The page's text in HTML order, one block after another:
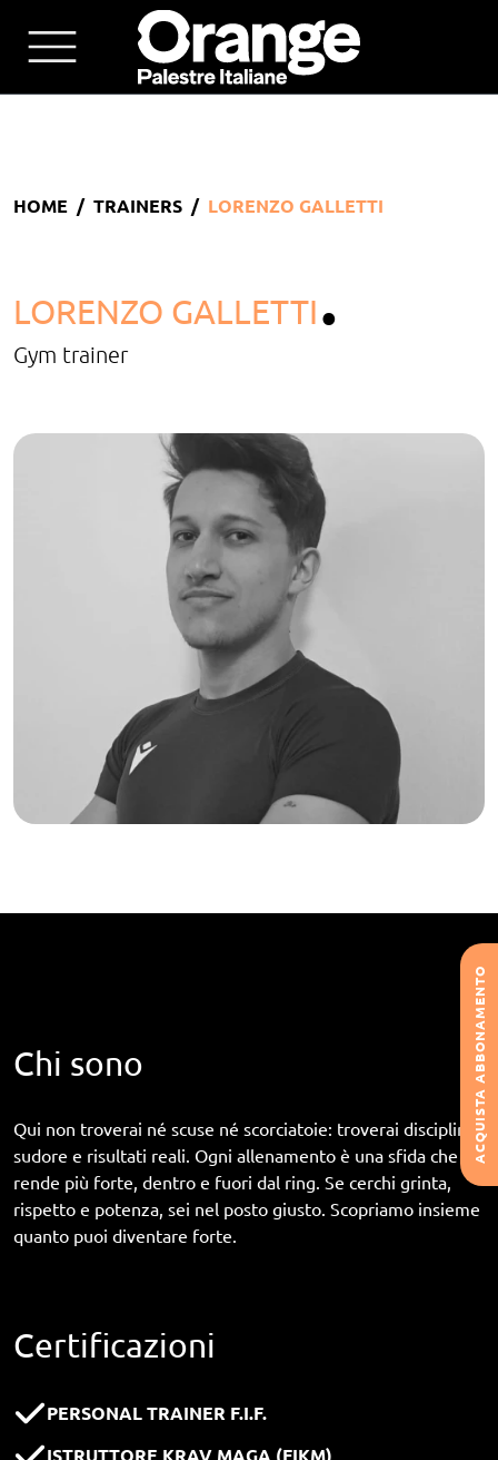
ACQUISTA ABBONAMENTO
HOME TRAINERS LORENZO GALLETTI
LORENZO GALLETTI.
Gym trainer
Chi sono
Qui non troverai né scuse né scorciatoie: troverai disciplina,
sudore e risultati reali. Ogni allenamento è una sfida che ti
rende più forte, dentro e fuori dal ring. Se cerchi grinta,
rispetto e potenza, sei nel posto giusto. Scopriamo insieme
quanto puoi diventare forte.
Certificazioni
PERSONAL TRAINER F.I.F.
ISTRUTTORE KRAV MAGA (FIKM)